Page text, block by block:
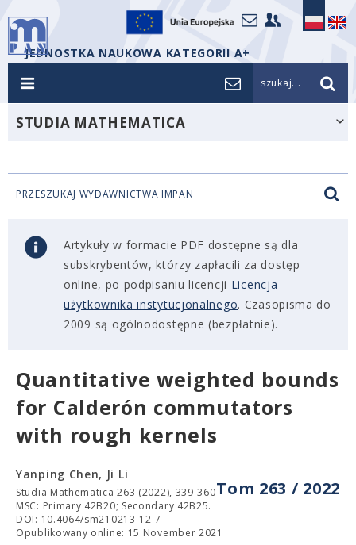
JEDNOSTKA NAUKOWA KATEGORII A+
szukaj...
STUDIA MATHEMATICA
PRZESZUKAJ WYDAWNICTWA IMPAN
Artykuły w formacie PDF dostępne są dla
subskrybentów, którzy zapłacili za dostęp
online, po podpisaniu licencji Licencja
użytkownika instytucjonalnego. Czasopisma do
2009 są ogólnodostępne (bezpłatnie).
Quantitative weighted bounds
for Calderón commutators
with rough kernels
Tom 263 / 2022
Yanping Chen, Ji Li
Studia Mathematica 263 (2022), 339-360
MSC: Primary 42B20; Secondary 42B25.
DOI: 10.4064/sm210213-12-7
Opublikowany online: 15 November 2021